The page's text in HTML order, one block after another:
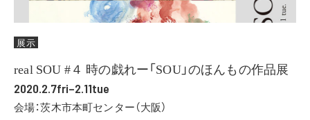
展示
real SOU #４ 時の戯れー「SOU」のほんもの作品展
2020.2.7fri–2.11tue
会場：茨木市本町センター（大阪）